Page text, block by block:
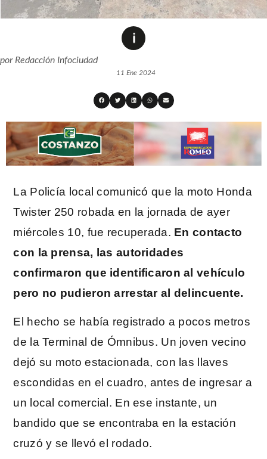
porRedacción Infociudad
11 Ene 2024
La Policía local comunicó que la moto Honda
Twister 250 robada en la jornada de ayer
miércoles 10, fue recuperada. En contacto
con la prensa, las autoridades
confirmaron que identificaron al vehículo
pero no pudieron arrestar al delincuente.
El hecho se había registrado a pocos metros
de la Terminal de Ómnibus. Un joven vecino
dejó su moto estacionada, con las llaves
escondidas en el cuadro, antes de ingresar a
un local comercial. En ese instante, un
bandido que se encontraba en la estación
cruzó y se llevó el rodado.